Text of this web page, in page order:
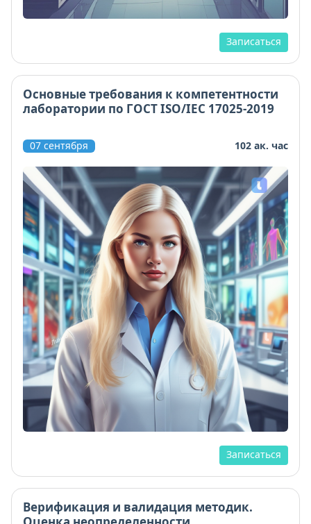
Записаться
Основные требования к компетентности
лаборатории по ГОСТ ISO/IEC 17025-2019
07 сентября 102 ак. час
Записаться
Верификация и валидация методик.